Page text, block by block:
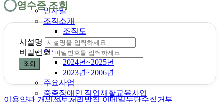
인사말
조직소개
조직도
미션/비전
연혁
2024년~2025년
2023년~2006년
주요사업
중증장애인 직업재활교육사업
영수증 조회
시설명
비밀번호
조회
이용약관 개인정보처리방침 이메일무단수집거부